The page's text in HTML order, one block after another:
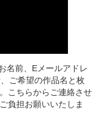
名前、Eメールアドレ
ご希望の作品名と枚
こちらからご連絡させ
負担お願いいたしま